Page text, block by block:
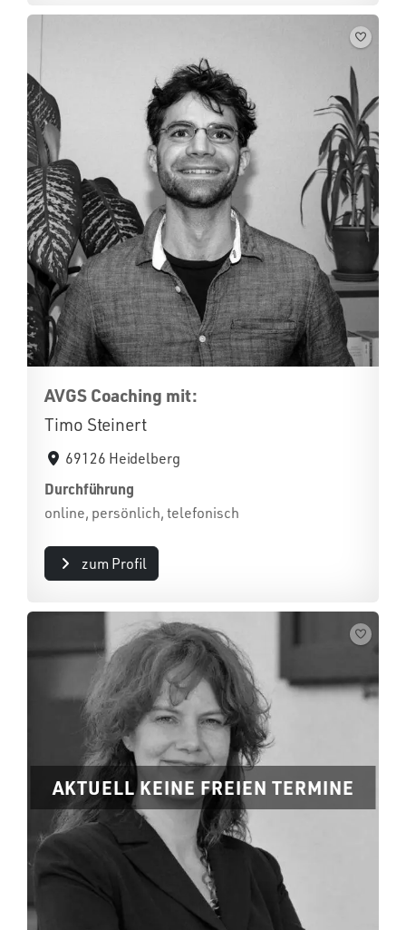
AVGS Coaching mit:
Timo Steinert
69126 Heidelberg
Durchführung
online, persönlich, telefonisch
zum Profil
AKTUELL KEINE FREIEN TERMINE